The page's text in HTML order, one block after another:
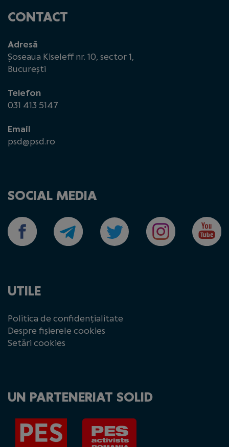
CONTACT
Adresă
Șoseaua Kiseleff nr. 10, sector 1,
București
Telefon
031 413 5147
Email
psd@psd.ro
SOCIAL MEDIA
UTILE
Politica de confidențialitate
Despre fișierele cookies
Setări cookies
UN PARTENERIAT SOLID